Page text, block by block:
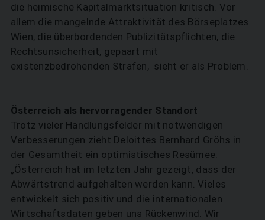
die heimische Kapitalmarktsituation kritisch. Vor
allem die mangelnde Attraktivität des Börseplatzes
Wien, die überbordenden Publizitätspflichten, die
Rechtsunsicherheit, gepaart mit
existenzbedrohenden Strafen, sieht er als Problem.
Österreich als hervorragender Standort
Trotz vieler Handlungsfelder mit notwendigen
Verbesserungen zieht Deloittes Bernhard Gröhs in
der Gesamtheit ein optimistisches Resümee:
„Österreich hat im letzten Jahr gezeigt, dass der
Abwärtstrend aufgehalten werden kann. Vieles
entwickelt sich positiv und die internationalen
Wirtschaftsdaten geben uns Rückenwind. Wir